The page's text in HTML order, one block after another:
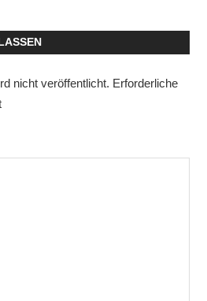
nicht veröffentlicht. Erforderliche